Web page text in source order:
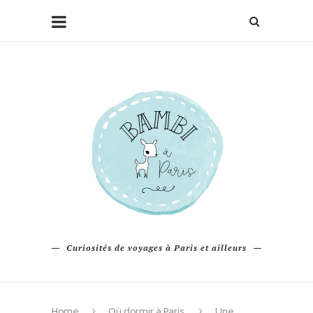
Curiosités de voyages à Paris et ailleurs